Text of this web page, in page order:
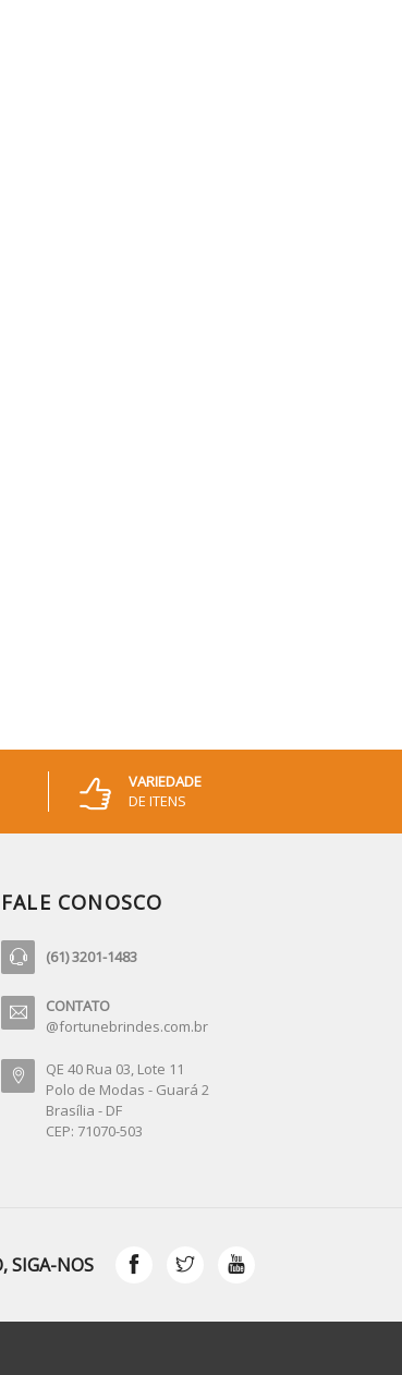
VARIEDADE
DE ITENS
FALE CONOSCO
(61) 3201-1483
CONTATO
@fortunebrindes.com.br
QE 40 Rua 03, Lote 11
Polo de Modas - Guará 2
Brasília - DF
CEP: 71070-503
SIGA-NOS